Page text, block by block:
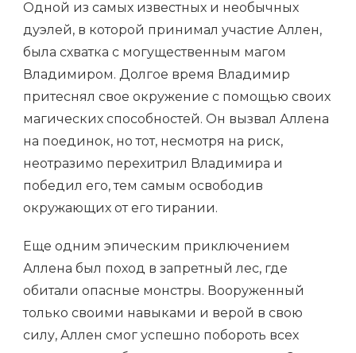
Одной из самых известных и необычных
дуэлей, в которой принимал участие Аллен,
была схватка с могущественным магом
Владимиром. Долгое время Владимир
притеснял свое окружение с помощью своих
магических способностей. Он вызвал Аллена
на поединок, но тот, несмотря на риск,
неотразимо перехитрил Владимира и
победил его, тем самым освободив
окружающих от его тирании.
Еще одним эпическим приключением
Аллена был поход в запретный лес, где
обитали опасные монстры. Вооруженный
только своими навыками и верой в свою
силу, Аллен смог успешно побороть всех